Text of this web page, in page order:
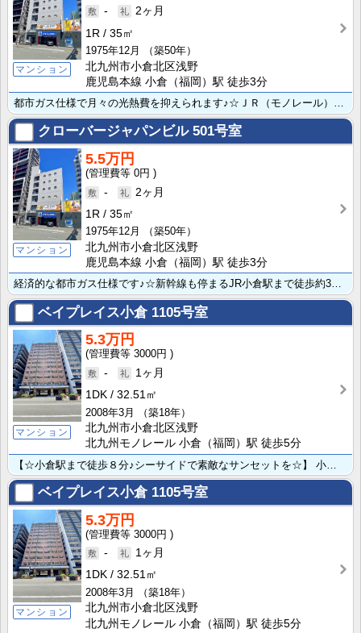
マンション
-
2ヶ月
1R
35㎡
1975年12月
（築50年）
北九州市小倉北区浅野
鹿児島本線 小倉（福岡）駅 徒歩3分
クローバージャパンビル501号室
マンション
5.5万円
0円
-
2ヶ月
1R
35㎡
1975年12月
（築50年）
北九州市小倉北区浅野
鹿児島本線 小倉（福岡）駅 徒歩3分
ベイプレイス小倉1105号室
マンション
5.3万円
3000円
-
1ヶ月
1DK
32.51㎡
2008年3月
（築18年）
北九州市小倉北区浅野
北九州モノレール 小倉（福岡）駅 徒歩5分
ベイプレイス小倉1105号室
マンション
5.3万円
3000円
-
1ヶ月
1DK
32.51㎡
2008年3月
（築18年）
北九州市小倉北区浅野
北九州モノレール 小倉（福岡）駅 徒歩5分